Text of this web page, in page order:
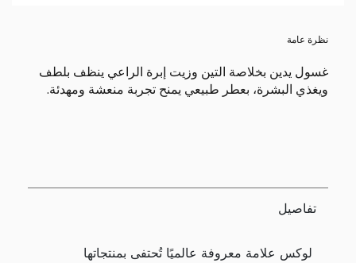
نظرة عامة
غسول يدين بخلاصة التين وزيت إبرة الراعي ينظف بلطف
ويغذي البشرة، بعطر طبيعي يمنح تجربة منعشة ومهدئة.
تفاصيل
لوكس علامة معروفة عالميًا تُحتفى بمنتجاتها